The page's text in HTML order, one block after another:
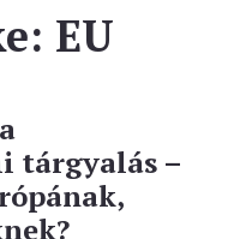
EU
tárgyalás –